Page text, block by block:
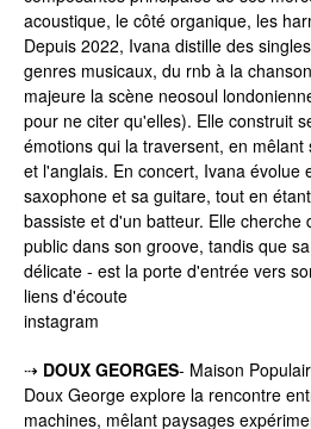
acoustique, le côté organique, les
Depuis 2022, Ivana distille des
genres musicaux, du rnb à la
majeure la scène neosoul
pour ne citer qu'elles). Elle construit
émotions qui la traversent, en
et l'anglais. En concert, Ivana évolue
saxophone et sa guitare, tout en
bassiste et d'un batteur. Elle cherche
public dans son groove, tandis que
délicate - est la porte d'entrée vers
liens d'écoute
instagram
⇢ DOUX GEORGES- Maison
Doux George explore la rencontre
machines, mêlant paysages